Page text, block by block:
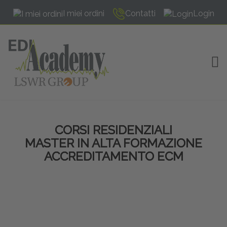
I miei ordini Contatti Login
CORSI RESIDENZIALI
MASTER IN ALTA FORMAZIONE
ACCREDITAMENTO ECM